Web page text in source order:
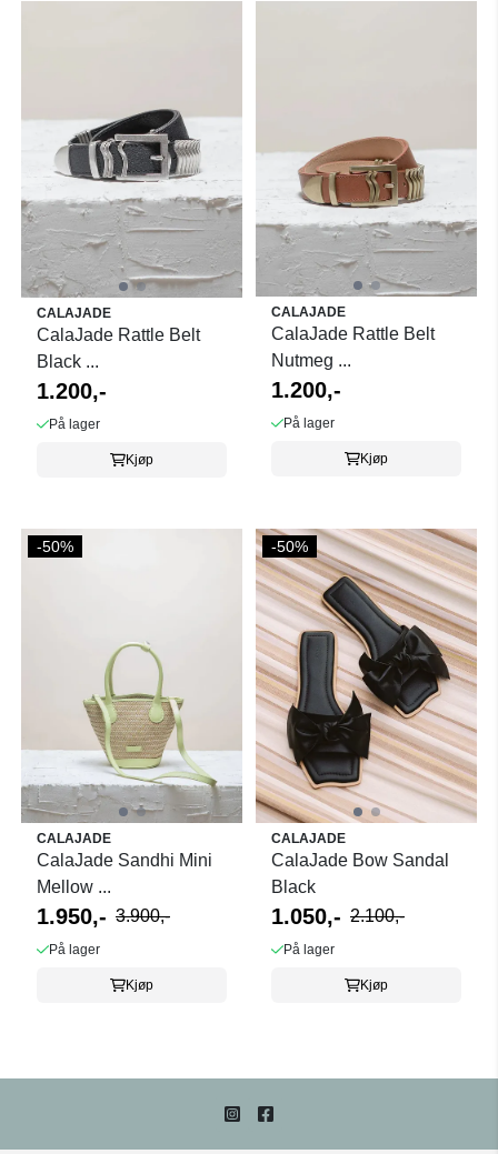
CALAJADE
CalaJade Rattle Belt
Black ...
1.200,-
På lager
Kjøp
CALAJADE
CalaJade Rattle Belt
Nutmeg ...
1.200,-
På lager
Kjøp
-50%
CALAJADE
CalaJade Sandhi Mini
Mellow ...
1.950,- 3.900,-
På lager
Kjøp
-50%
CALAJADE
CalaJade Bow Sandal
Black
1.050,- 2.100,-
På lager
Kjøp